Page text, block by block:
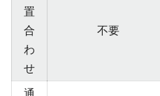
置
合
わ
せ
不要
通